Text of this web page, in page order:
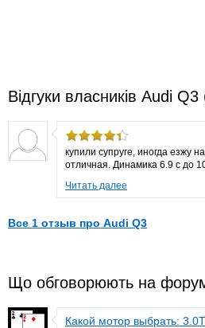
Відгуки власників Audi Q3
купили супруге, иногда езжу
отличная. Динамика 6.9 с до
Читать далее
Все 1 отзыв про Audi Q3
Що обговорюють на
Какой мотор выбрать: